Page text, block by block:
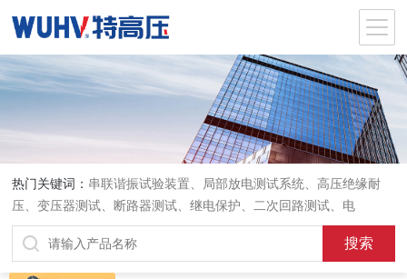
热门关键词： 串联谐振试验装置、局部放电测试系统、高压绝缘耐
压、变压器测试、断路器测试、继电保护、二次回路测试、电